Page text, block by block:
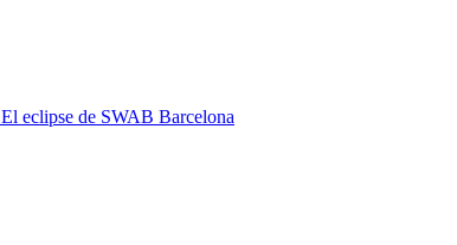
El eclipse de SWAB Barcelona